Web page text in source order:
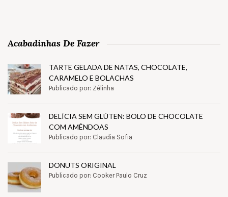
Acabadinhas De Fazer
TARTE GELADA DE NATAS, CHOCOLATE,
CARAMELO E BOLACHAS
Publicado por: Zélinha
DELÍCIA SEM GLÚTEN: BOLO DE CHOCOLATE
COM AMÊNDOAS
Publicado por: Claudia Sofia
DONUTS ORIGINAL
Publicado por: Cooker Paulo Cruz